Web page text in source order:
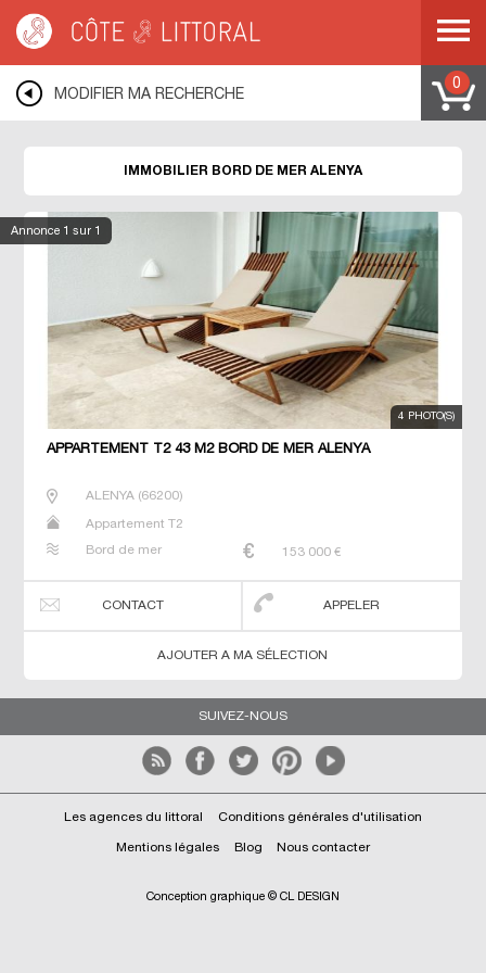
ROUSSILLON> PYRENEES ORIENTALES
MODIFIER MA RECHERCHE
0
Annonce 1 sur 1
IMMOBILIER BORD DE MER ALENYA
4 PHOTO(S)
APPARTEMENT T2 43 M2 BORD DE MER ALENYA
ALENYA (66200)
Appartement T2
Bord de mer 153 000 €
CONTACT APPELER
AJOUTER A MA SÉLECTION
SUIVEZ-NOUS
Les agences du littoral Conditions générales d'utilisation
Mentions légales Blog Nous contacter
Conception graphique © CL DESIGN